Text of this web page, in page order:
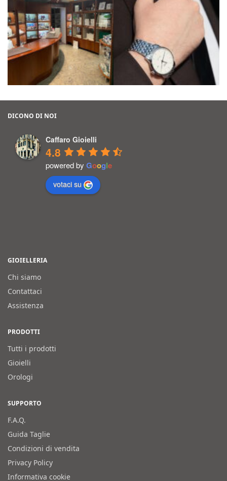
DICONO DI NOI
Caffaro Gioielli
4.8
powered by Google
votaci su
GIOIELLERIA
Chi siamo
Contattaci
Assistenza
PRODOTTI
Tutti i prodotti
Gioielli
Orologi
SUPPORTO
F.A.Q.
Guida Taglie
Condizioni di vendita
Privacy Policy
Informativa cookie